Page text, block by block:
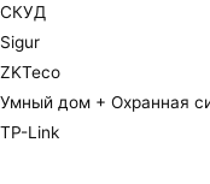
СКУД
Sigur
ZKTeco
Умный дом + Охранная
TP-Link